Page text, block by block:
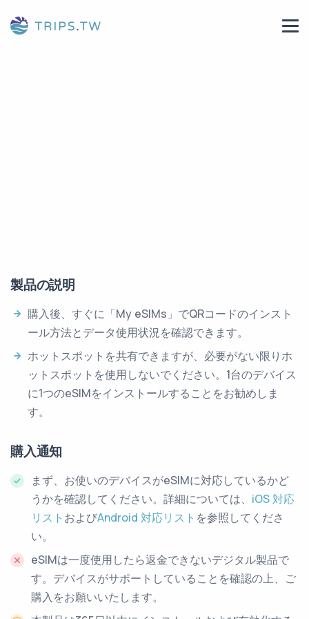
製品の説明
購入後、すぐに「My eSIMs」でQRコードのインスト
ール方法とデータ使用状況を確認できます。
ホットスポットを共有できますが、必要がない限りホ
ットスポットを使用しないでください。1台のデバイス
に1つのeSIMをインストールすることをお勧めしま
す。
購入通知
まず、お使いのデバイスがeSIMに対応しているかど
うかを確認してください。詳細については、 iOS 対応
リスト およびAndroid 対応リスト を参照してくださ
い。
eSIMは一度使用したら返金できないデジタル製品で
す。デバイスがサポートしていることを確認の上、ご
購入をお願いいたします。